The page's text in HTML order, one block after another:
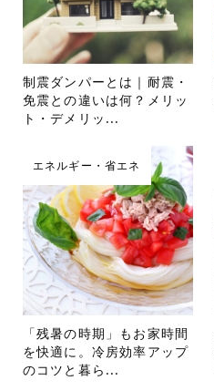
制震ダンパーとは｜耐震・
免震との違いは何？メリッ
ト・デメリッ...
エネルギー・省エネ
「残暑の時期」もお家時間
を快適に。冷房効率アップ
のコツと暮ら...